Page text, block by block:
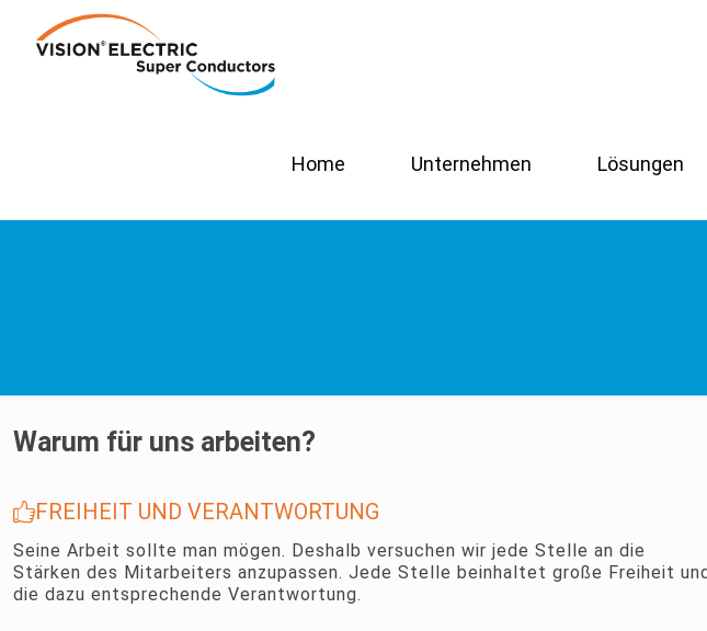
Home Unternehmen Lösungen
Warum für uns arbeiten?
FREIHEIT UND VERANTWORTUNG
Seine Arbeit sollte man mögen. Deshalb versuchen wir jede Stelle an die
Stärken des Mitarbeiters anzupassen. Jede Stelle beinhaltet große Freiheit
die dazu entsprechende Verantwortung.